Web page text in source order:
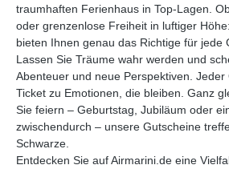
traumhaften Ferienhaus in Top-Lagen.
oder grenzenlose Freiheit in luftiger
bieten Ihnen genau das Richtige für jede
Lassen Sie Träume wahr werden und
Abenteuer und neue Perspektiven. Jeder
Ticket zu Emotionen, die bleiben. Ganz
Sie feiern – Geburtstag, Jubiläum oder
zwischendurch – unsere Gutscheine
Schwarze.
Entdecken Sie auf Airmarini.de eine